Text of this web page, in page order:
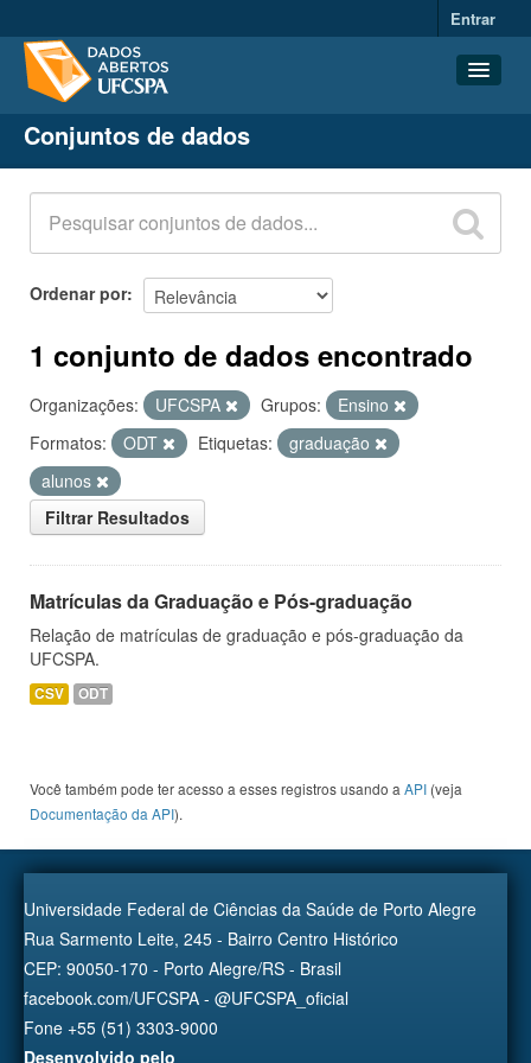
Entrar
Conjuntos de dados
Organizações
Grupos
Sobre
Conjuntos de dados
Ordenar por
1 conjunto de dados encontrado
Organizações: UFCSPA Grupos:
Ensino
Formatos:
ODT Etiquetas:
graduação
alunos
Filtrar Resultados
Matrículas da Graduação e Pós-graduação
Relação de matrículas de graduação e pós-graduação da
UFCSPA.
CSV ODT
Você também pode ter acesso a esses registros usando a API (veja
Documentação da API).
Universidade Federal de Ciências da Saúde de Porto Alegre
Rua Sarmento Leite, 245 - Bairro Centro Histórico
CEP: 90050-170 - Porto Alegre/RS - Brasil
facebook.com/UFCSPA - @UFCSPA_oficial
Fone +55 (51) 3303-9000
Desenvolvido pelo